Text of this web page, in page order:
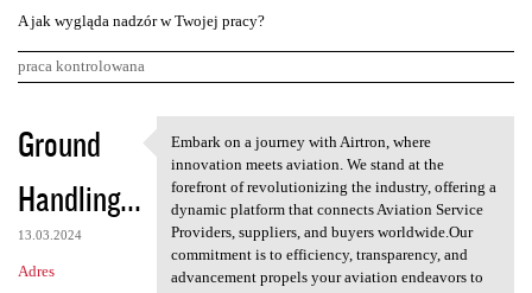
A jak wygląda nadzór w Twojej pracy?
praca kontrolowana
K
o
m
e
n
Ground
Handling...
13.03.2024
Adres
Embark on a journey with
Embark on a journey with Airtron, where
innovation meets aviation. We stand at the
forefront of revolutionizing the industry, offering a
dynamic platform that connects Aviation Service
Providers, suppliers, and buyers worldwide.Our
commitment is to efficiency, transparency, and
advancement propels your aviation endeavors to